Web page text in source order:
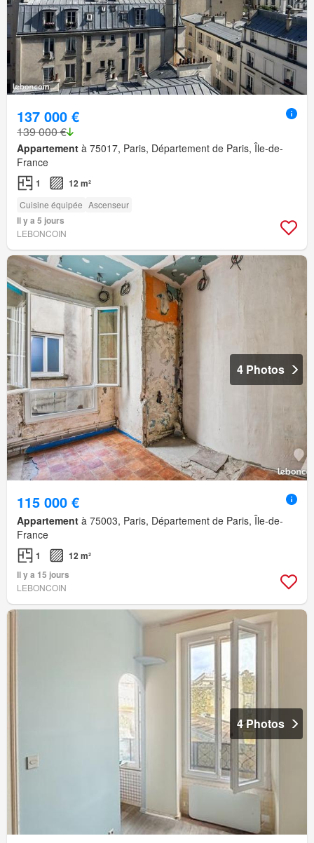
137 000 €
139 000 €
Appartement à 75017, Paris, Département de Paris, Île-de-
France
1 12 m²
Cuisine équipée Ascenseur
Il y a 5 jours
LEBONCOIN
4 Photos
115 000 €
Appartement à 75003, Paris, Département de Paris, Île-de-
France
1
12 m²
Il y a 15 jours
LEBONCOIN
4 Photos